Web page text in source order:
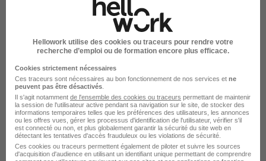
Les Sherpas en images
Hellowork utilise des cookies ou traceurs pour rendre votre
recherche d’emploi ou de formation encore plus efficace.
Cookies strictement nécessaires
Ces traceurs sont nécessaires au bon fonctionnement de nos services et ne
peuvent pas être désactivés
Il s'agit notamment de l'ensemble des cookies ou traceurs permettant de maintenir
la session de l'utilisateur active pendant sa navigation sur le site, de stocker des
informations temporaires telles que les préférences des utilisateurs, les annonces
ou les offres vues, gérer les processus d'identification de l'utilisateur, vérifier s'il
est connecté ou non, et plus globalement garantir la sécurité du site web en
détectant les tentatives d'accès frauduleux ou les violations de sécurité.
Ces cookies ou traceurs permettent également de piloter et suivre les sources
d'acquisition d'audience en utilisant un identifiant unique permettant de comprendre